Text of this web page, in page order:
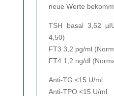
neue Werte
TSH basal 3,52
4,50)
FT3 3,2 pg/ml
FT4 1,2 ng/dl
Anti-TG <15 U/ml
Anti-TPO <15 U/ml